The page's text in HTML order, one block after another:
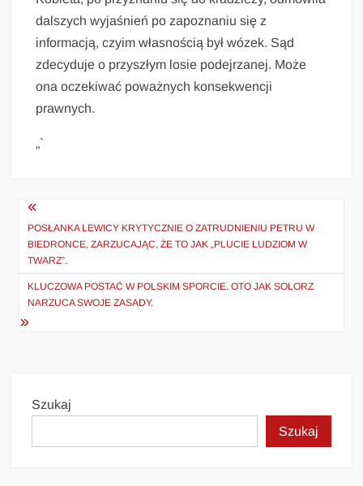
dalszych wyjaśnień po zapoznaniu się z
informacją, czyim własnością był wózek. Sąd
zdecyduje o przyszłym losie podejrzanej. Może
ona oczekiwać poważnych konsekwencji
prawnych.
„`
Nawigacja
wpisu
POSŁANKA LEWICY KRYTYCZNIE O ZATRUDNIENIU PETRU W
BIEDRONCE, ZARZUCAJĄC, ŻE TO JAK „PLUCIE LUDZIOM W
TWARZ”.
KLUCZOWA POSTAĆ W POLSKIM SPORCIE. OTO JAK SOLORZ
NARZUCA SWOJE ZASADY.
Szukaj
Szukaj